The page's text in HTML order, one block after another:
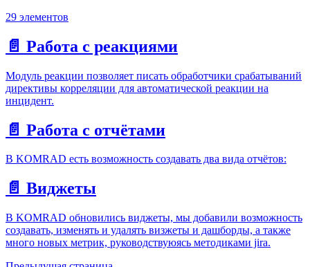
29 элементов
📄️ Работа с реакциями
Модуль реакции позволяет писать обработчики срабатываний
директивы корреляции для автоматической реакции на
инцидент.
📄️ Работа с отчётами
В KOMRAD есть возможность создавать два вида отчётов:
📄️ Виджеты
В KOMRAD обновились виджеты, мы добавили возможность
создавать, изменять и удалять визжеты и дашборды, а также
много новых метрик, руководствуюясь методиками jira.